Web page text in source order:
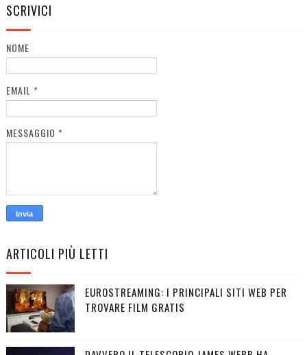
SCRIVICI
NOME
EMAIL *
MESSAGGIO *
ARTICOLI PIÙ LETTI
EUROSTREAMING: I PRINCIPALI SITI WEB PER
TROVARE FILM GRATIS